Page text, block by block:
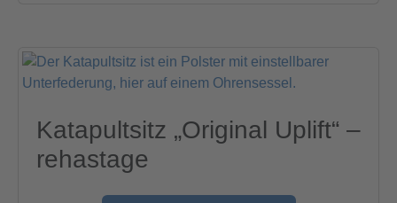
Katapultsitz „Original Uplift“ –
rehastage